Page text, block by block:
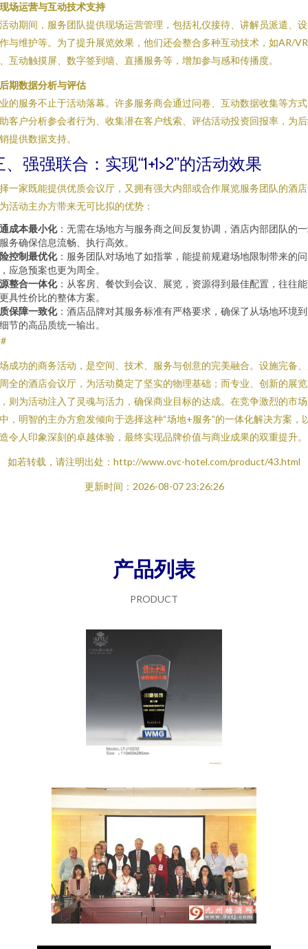
场运营与互动技术支持
动期间，服务团队提供现场运营管理，包括礼仪接待、讲解员派遣、
与维护等。为了提升展览效果，他们还会整合多种互动技术，如AR/
互动触摸屏、数字签到墙、直播服务等，增加参与感和传播度。
期数据分析与评估
的服务不止于活动落幕。许多服务商会通过问卷、互动数据收集等方
客户分析参会者行为、收集潜在客户线索、评估活动投资回报率，为
提供数据支持。
、强强联合：实现“1+1>2”的活动效果
一家既能提供优质会议厅，又拥有强大内部或合作展览服务团队的酒
活动主办方带来无可比拟的优势：
成本最小化：无需在场地方与服务商之间反复协调，酒店内部团队的
务确保信息流畅、执行高效。
控制最优化：服务团队对场地了如指掌，能提前规避场地限制带来的问
应急预案也更为周全。
整合一体化：从客房、餐饮到会议、展览，资源得到最佳配置，往往
具性价比的整体方案。
保障一致化：酒店品牌对其服务标准有严格要求，确保了从场地环境
节的高品质统一输出。
成功的商务活动，是空间、技术、服务与创意的完美融合。设施完备
全的酒店会议厅，为活动奠定了坚实的物理基础；而专业、创新的展
则为活动注入了灵魂与活力，确保商业目标的达成。在竞争激烈的市
，明智的主办方愈发倾向于选择这种“场地+服务”的一体化解决方案，
令人印象深刻的卓越体验，最终实现品牌价值与商业成果的双重提升。
如若转载，请注明出处：http://www.ovc-hotel.com/product/43.html
更新时间：2026-08-07 23:26:26
产品列表
PRODUCT